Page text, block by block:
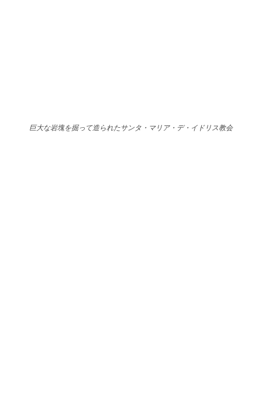
巨大な岩塊を掘って造られたサンタ・マリア・デ・イドリス教会